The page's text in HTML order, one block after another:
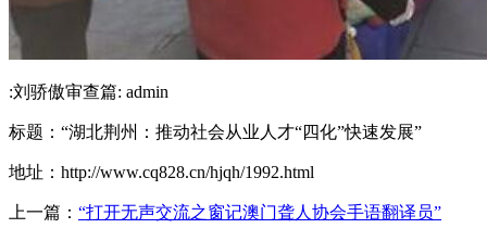
:刘骄傲审查篇: admin
标题：“湖北荆州：推动社会从业人才“四化”快速发展”
地址：http://www.cq828.cn/hjqh/1992.html
上一篇： “打开无声交流之窗记澳门聋人协会手语翻译员”